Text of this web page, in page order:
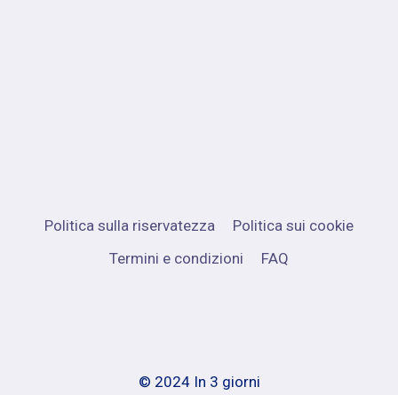
Politica sulla riservatezza
Politica sui cookie
Termini e condizioni
FAQ
© 2024 In 3 giorni